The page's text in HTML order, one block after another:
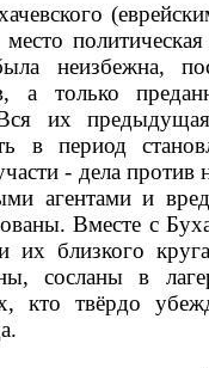
неизбежна,
а только
их
в период
- дела
агентами и
Вместе с
их близкого
сосланы в
кто твёрдо